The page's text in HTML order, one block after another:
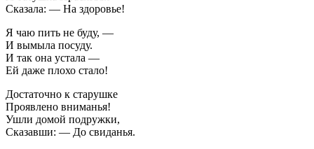
Сказала: — На здоровье!
Я чаю пить не буду, —
И вымыла посуду.
И так она устала —
Ей даже плохо стало!
Достаточно к старушке
Проявлено вниманья!
Ушли домой подружки,
Сказавши: — До свиданья.